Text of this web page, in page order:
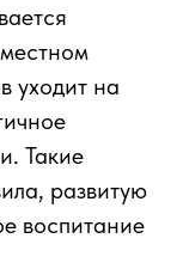
уходит на
Такие
развитую
воспитание